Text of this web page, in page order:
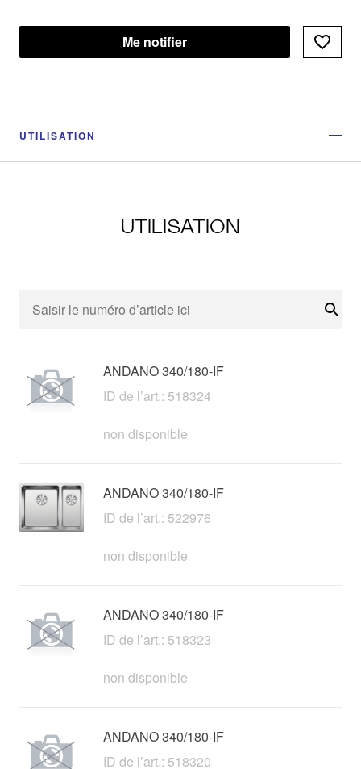
Me notifier
UTILISATION
UTILISATION
ANDANO 340/180-IF
ID de l’art.: 518324
non disponible
ANDANO 340/180-IF
ID de l’art.: 522976
non disponible
ANDANO 340/180-IF
ID de l’art.: 518323
non disponible
ANDANO 340/180-IF
ID de l’art.: 518320